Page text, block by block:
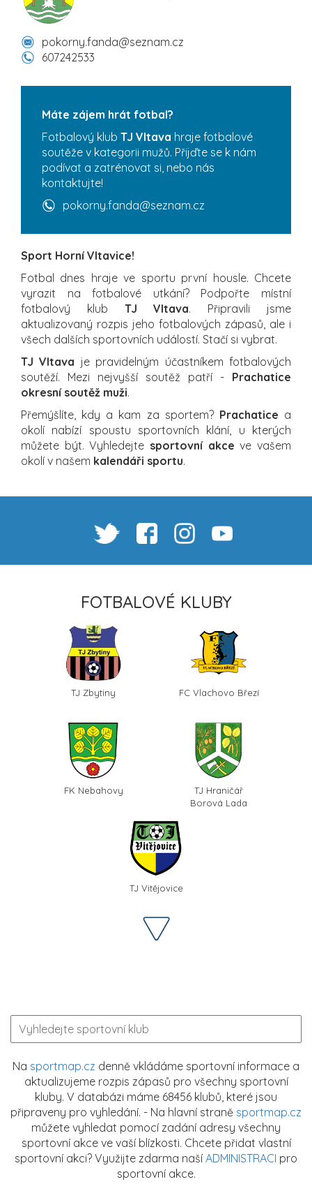
pokorny.fanda@seznam.cz
607242533
Máte zájem hrát fotbal?
Fotbalový klub TJ Vltava hraje fotbalové
soutěže v kategorii mužů. Přijďte se k nám
podívat a zatrénovat si, nebo nás
kontaktujte!
pokorny.fanda@seznam.cz
Sport Horní Vltavice!
Fotbal dnes hraje ve sportu první housle. Chcete
vyrazit na fotbalové utkání? Podpořte místní
fotbalový klub TJ Vltava. Připravili jsme
aktualizovaný rozpis jeho fotbalových zápasů, ale i
všech dalších sportovních událostí. Stačí si vybrat.
TJ Vltava je pravidelným účastníkem fotbalových
soutěží. Mezi nejvyšší soutěž patří - Prachatice
okresní soutěž muži.
Přemýšlíte, kdy a kam za sportem? Prachatice a
okolí nabízí spoustu sportovních klání, u kterých
můžete být. Vyhledejte sportovní akce ve vašem
okolí v našem kalendáři sportu.
FOTBALOVÉ KLUBY
TJ Zbytiny FC Vlachovo Březí
FK Nebahovy
TJ Hraničář
Borová Lada
TJ Vitějovice
Na sportmap.cz denně vkládáme sportovní informace a
aktualizujeme rozpis zápasů pro všechny sportovní
kluby. V databázi máme 68456 klubů, které jsou
připraveny pro vyhledání. - Na hlavní straně sportmap.cz
můžete vyhledat pomocí zadání adresy všechny
sportovní akce ve vaší blízkosti. Chcete přidat vlastní
sportovní akci? Využijte zdarma naší ADMINISTRACI pro
sportovní akce.